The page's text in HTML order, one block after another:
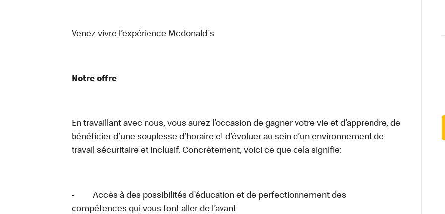
Venez vivre l’expérience Mcdonald's
Notre offre
En travaillant avec nous, vous aurez l’occasion de gagner votre vie et d’apprendre, de
bénéficier d’une souplesse d’horaire et d’évoluer au sein d’un environnement de
travail sécuritaire et inclusif. Concrètement, voici ce que cela signifie:
- Accès à des possibilités d’éducation et de perfectionnement des
compétences qui vous font aller de l’avant